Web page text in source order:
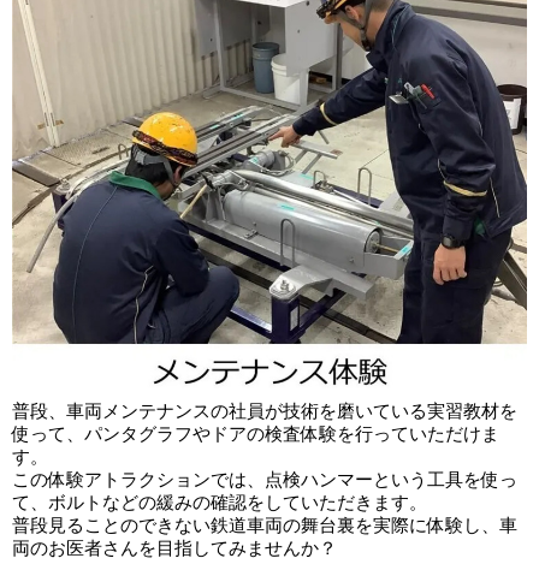
普段、車両メンテナンスの社員が技術を磨いている実習教材を
使って、パンタグラフやドアの検査体験を行っていただけま
す。
この体験アトラクションでは、点検ハンマーという工具を使っ
て、ボルトなどの緩みの確認をしていただきます。
普段見ることのできない鉄道車両の舞台裏を実際に体験し、車
両のお医者さんを目指してみませんか？